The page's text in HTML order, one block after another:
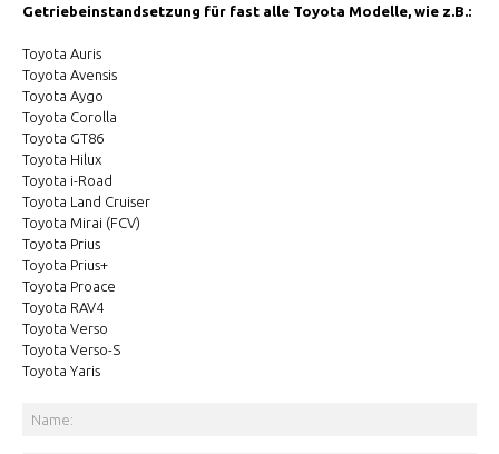
Getriebeinstandsetzung für fast alle Toyota Modelle, wie z.B.:
Toyota Auris
Toyota Avensis
Toyota Aygo
Toyota Corolla
Toyota GT86
Toyota Hilux
Toyota i-Road
Toyota Land Cruiser
Toyota Mirai (FCV)
Toyota Prius
Toyota Prius+
Toyota Proace
Toyota RAV4
Toyota Verso
Toyota Verso-S
Toyota Yaris